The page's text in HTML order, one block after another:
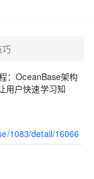
巧
：OceanBase架构
用户快速学习知
1083/detail/16066